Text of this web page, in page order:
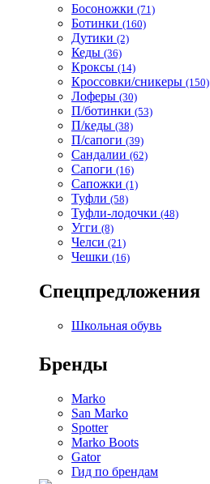
Босоножки (71)
Ботинки (160)
Дутики (2)
Кеды (36)
Кроксы (14)
Кроссовки/сникеры (150)
Лоферы (30)
П/ботинки (53)
П/кеды (38)
П/сапоги (39)
Сандалии (62)
Сапоги (16)
Сапожки (1)
Туфли (58)
Туфли-лодочки (48)
Угги (8)
Челси (21)
Чешки (16)
Спецпредложения
Школьная обувь
Бренды
Marko
San Marko
Spotter
Marko Boots
Gator
Гид по брендам